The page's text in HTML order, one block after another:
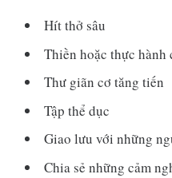
Hít thở sâu
Thiền hoặc thực hành
Thư giãn cơ tăng tiến
Tập thể dục
Giao lưu với những
Chia sẻ những cảm